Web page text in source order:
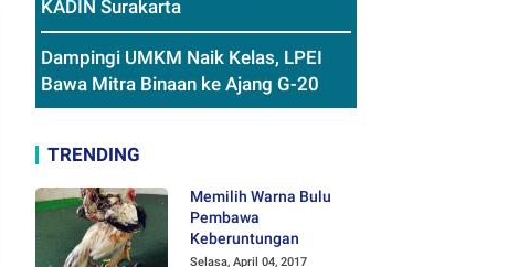
KADIN Surakarta
Dampingi UMKM Naik Kelas, LPEI
Bawa Mitra Binaan ke Ajang G-20
TRENDING
Memilih Warna Bulu
Pembawa
Keberuntungan
Selasa, April 04, 2017